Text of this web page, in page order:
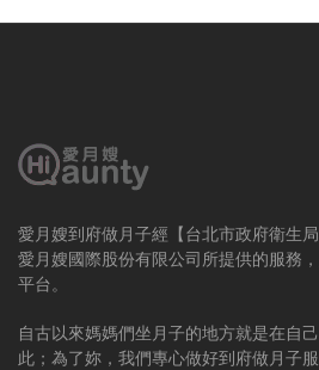
愛月嫂到府做月子經【台北市政府衛生
愛月嫂國際股份有限公司所提供的服務
平台。
自古以來媽媽們坐月子的地方就是在自
此；為了妳，我們專心做好到府做月子